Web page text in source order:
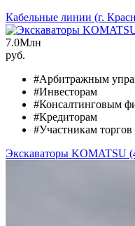
Кабельные линии (г.
7.0Млн
руб.
#Арбитражным
#Инвесторам
#Консалтинговым
#Кредиторам
#Участникам торгов
Экскаваторы KOMATSU